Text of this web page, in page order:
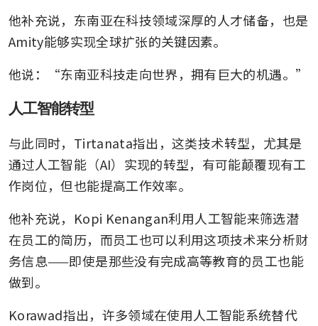
他补充说，东南亚在科技领域深厚的人才储备，也是
Amity能够实现全球扩张的关键因素。
他说：“东南亚科技走向世界，拥有巨大的机遇。”
人工智能转型
与此同时，Tirtanata指出，这类技术转型，尤其是
通过人工智能（AI）实现的转型，有可能颠覆现有工
作岗位，但也能提高工作效率。
他补充说，Kopi Kenangan利用人工智能来筛选潜
在员工的简历，而员工也可以利用这项技术来分析财
务信息——即使是那些没有完成高等教育的员工也能
做到。
Korawad指出，许多领域在使用人工智能系统替代